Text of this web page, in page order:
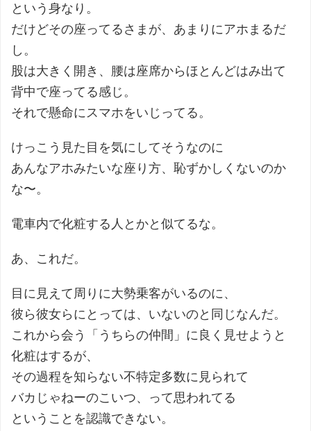
という身なり。
だけどその座ってるさまが、あまりにアホまるだ
し。
股は大きく開き、腰は座席からほとんどはみ出て
背中で座ってる感じ。
それで懸命にスマホをいじってる。
けっこう見た目を気にしてそうなのに
あんなアホみたいな座り方、恥ずかしくないのか
な〜。
電車内で化粧する人とかと似てるな。
あ、これだ。
目に見えて周りに大勢乗客がいるのに、
彼ら彼女らにとっては、いないのと同じなんだ。
これから会う「うちらの仲間」に良く見せようと
化粧はするが、
その過程を知らない不特定多数に見られて
バカじゃねーのこいつ、って思われてる
ということを認識できない。